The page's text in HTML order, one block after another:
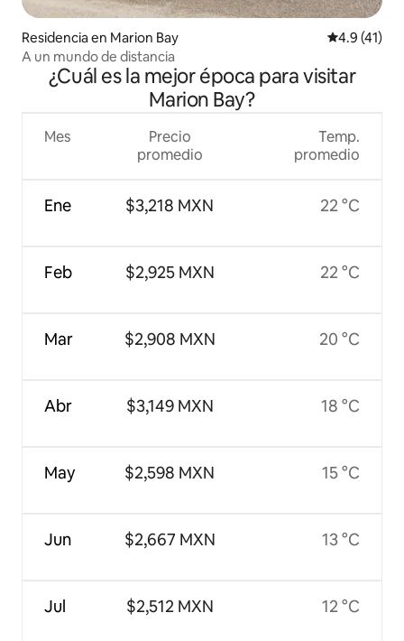
Residencia en Marion Bay Calificación
4.9 (41)
A un mundo de distancia
¿Cuál es la mejor época para visitar
Marion Bay?
Mes
Ene
Feb
Mar
Abr
May
Jun
Jul
Precio
promedio
$3,218 MXN
$2,925 MXN
$2,908 MXN
$3,149 MXN
$2,598 MXN
$2,667 MXN
$2,512 MXN
Temp.
promedio
22 °C
22 °C
20 °C
18 °C
15 °C
13 °C
12 °C